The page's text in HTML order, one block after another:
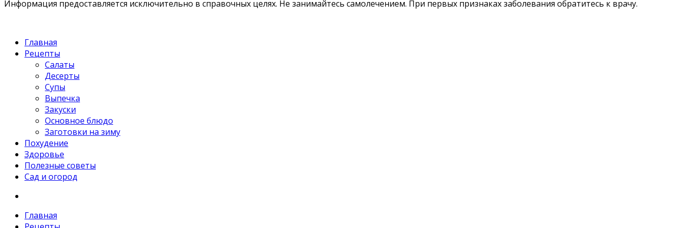
Информация предоставляется исключительно в справочных целях. Не занимайтесь самолечением. При первых признаках заболевания обратитесь к врачу.
Главная
Рецепты
Салаты
Десерты
Супы
Выпечка
Закуски
Основное блюдо
Заготовки на зиму
Похудение
Здоровье
Полезные советы
Сад и огород
Главная